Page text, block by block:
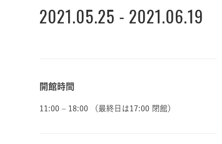
2021.05.25 - 2021.06.19
開館時間
11:00 – 18:00 （最終日は17:00 閉館）